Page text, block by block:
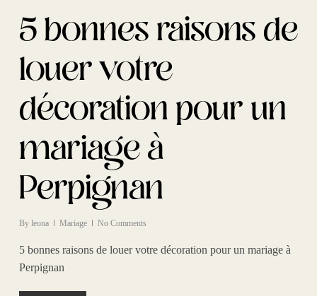
5 bonnes raisons de
louer votre
décoration pour un
mariage à
Perpignan
By leona Mariage No Comments
5 bonnes raisons de louer votre décoration pour un mariage à
Perpignan